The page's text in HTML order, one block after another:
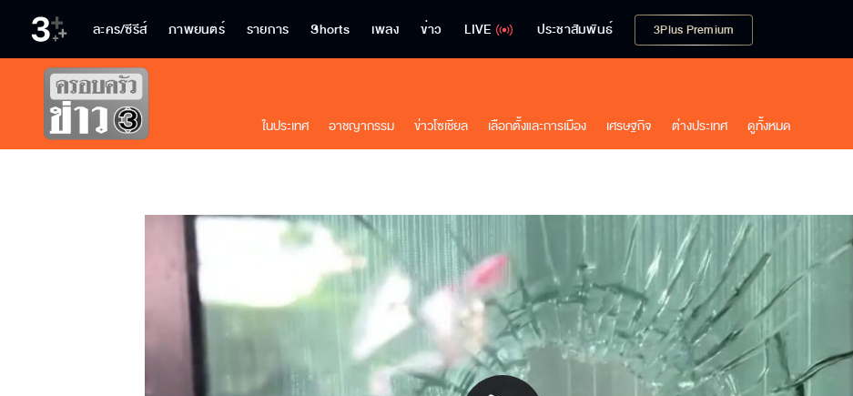
ละคร/ซีรีส์ ภาพยนตร์ รายการ Shorts เพลง ข่าว LIVE ประชาสัมพันธ์ 3Plus Premium
ในประเทศ อาชญากรรม ข่าวโซเชียล เลือกตั้งและการเมือง เศรษฐกิจ ต่างประเทศ ดูทั้งหมด